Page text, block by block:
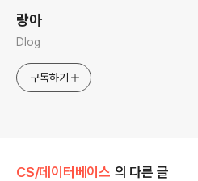
랑아
Dlog
구독하기
CS/데이터베이스 의 다른 글